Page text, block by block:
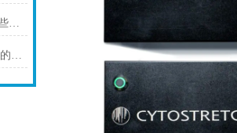
MCFX一体式细胞拉伸仪具有哪些优势特点？
单轴拉伸试验机：精准解析材料的力学密码